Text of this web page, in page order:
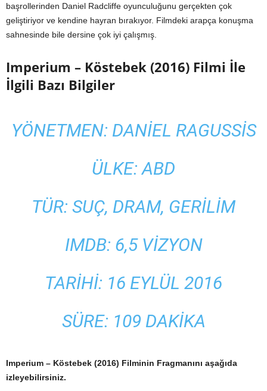
başrollerinden Daniel Radcliffe oyunculuğunu gerçekten çok
geliştiriyor ve kendine hayran bırakıyor. Filmdeki arapça konuşma
sahnesinde bile dersine çok iyi çalışmış.
Imperium – Köstebek (2016) Filmi İle
İlgili Bazı Bilgiler
YÖNETMEN: DANIEL RAGUSSIS
ÜLKE: ABD
TÜR: SUÇ, DRAM, GERILIM
IMDB: 6,5 VIZYON
TARIHI: 16 EYLÜL 2016
SÜRE: 109 DAKIKA
Imperium – Köstebek (2016) Filminin Fragmanını aşağıda
izleyebilirsiniz.